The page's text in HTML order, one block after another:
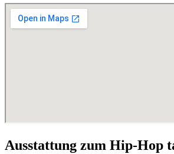
Ausstattung zum Hip-Hop